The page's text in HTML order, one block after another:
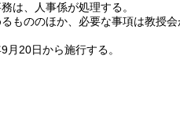
は、人事係が処理する。
もののほか、必要な事項は教授会
月20日から施行する。